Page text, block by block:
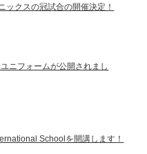
ックスの冠試合の開催決定！
ニフォームが公開されまし
Schoolを開講します！